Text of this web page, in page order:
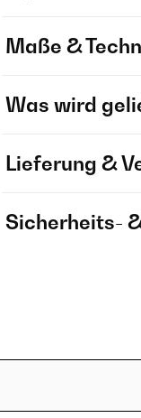
Maße &
Was wird
Lieferung &
Sicherheits-